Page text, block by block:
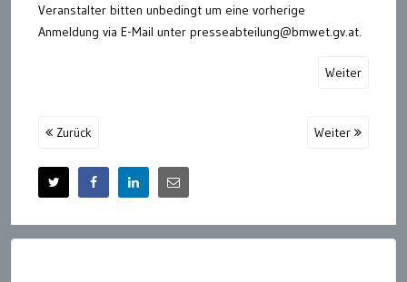
Veranstalter bitten unbedingt um eine vorherige
Anmeldung via E-Mail unter presseabteilung@bmwet.gv.at.
Weiter
Zurück Weiter